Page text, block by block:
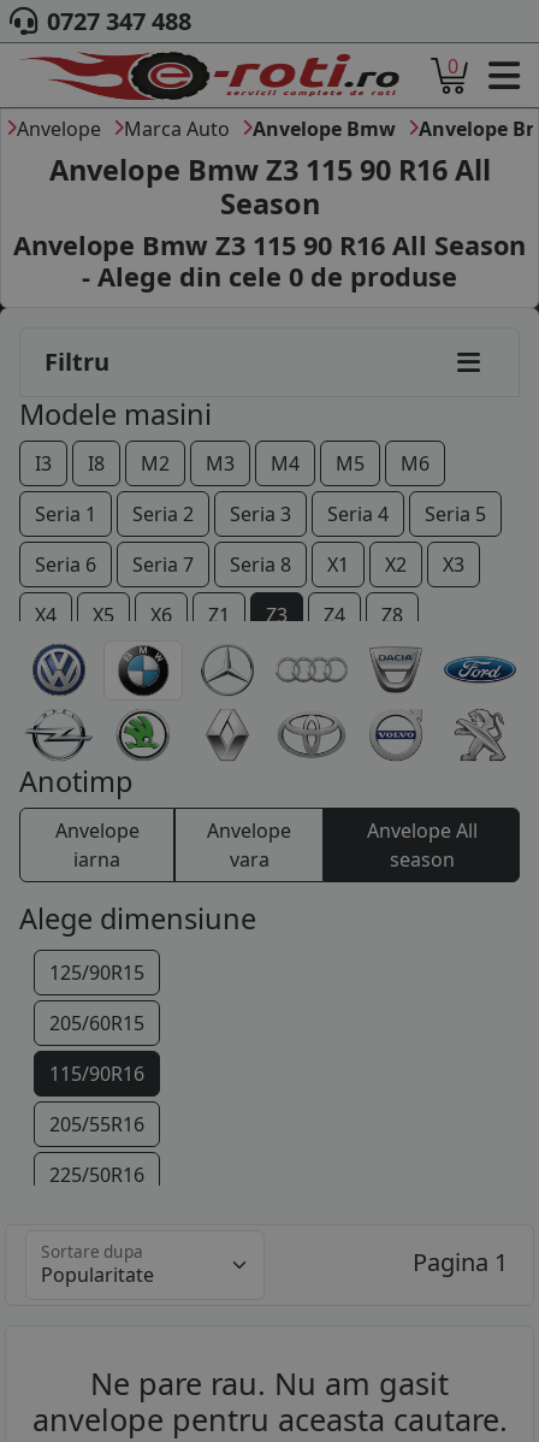
ACASA
DESPRE NOI
ANVELOPE
AUTO
CAMION
MOTO
AGROINDUSTRIALE
CAUTARE DUPA
BLOG
B2B - COLABORARE COMPANII
CONT
CONTACT
COS (
0 PRODUSE
0727 347 488
0
Anvelope Marca Auto Anvelope Bmw Anvelope
Anvelope Bmw Z3 115 90 R16 All
Season
Anvelope Bmw Z3 115 90 R16 All Season
- Alege din cele 0 de produse
Filtru
Modele masini
I3 I8 M2 M3 M4 M5
M6
Seria 1
Seria 2 Seria 3 Seria 4
Seria 5
Seria 6
Seria 7 Seria 8 X1 X2
X3
X4
X5 X6 Z1 Z3 Z4 Z8
Anotimp
Anvelope
iarna
Anvelope
vara
Anvelope All
season
Alege dimensiune
125/90R15
205/60R15
115/90R16
205/55R16
225/50R16
245/40R17
Sortare dupa Pagina 1
Ne pare rau. Nu am gasit
anvelope pentru aceasta cautare.